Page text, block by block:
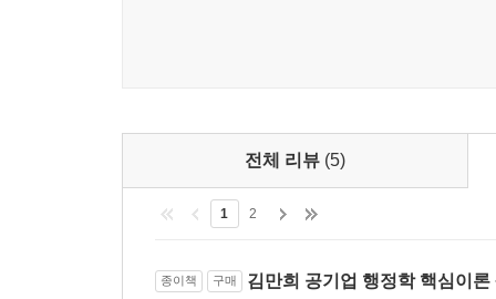
UNIT 1 임용
03 인사평가와 관리
UNIT 1 근무성정평정
UNIT 3 승진 및 배치전환
전체 리뷰 (5)
1 2
종이책 구매 김만희 공기업 행정학 핵심이